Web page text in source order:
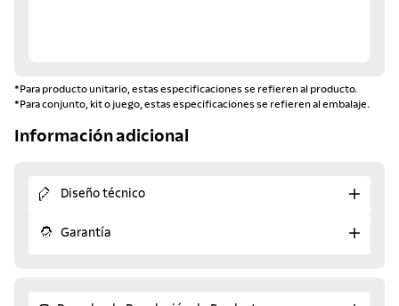
*Para producto unitario, estas especificaciones se refieren al producto.
*Para conjunto, kit o juego, estas especificaciones se refieren al embalaje.
Información adicional
Diseño técnico
Garantía